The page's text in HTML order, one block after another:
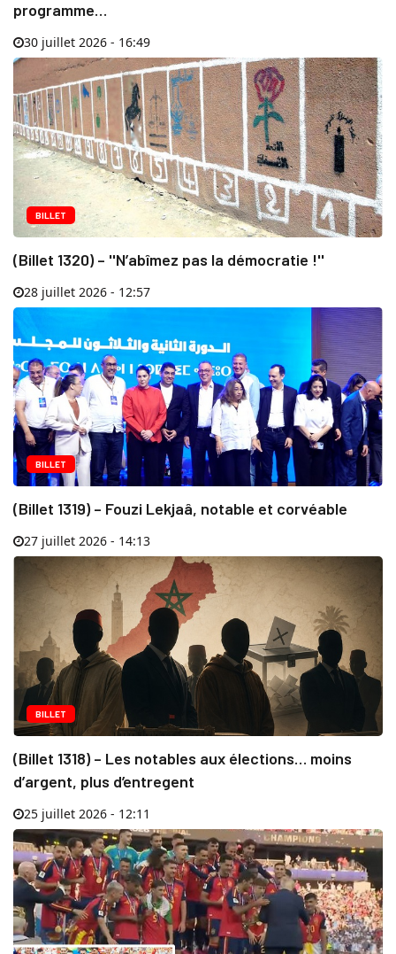
programme…
30 juillet 2026 - 16:49
BILLET
(Billet 1320) – ''N’abîmez pas la démocratie !''
28 juillet 2026 - 12:57
BILLET
(Billet 1319) – Fouzi Lekjaâ, notable et corvéable
27 juillet 2026 - 14:13
BILLET
(Billet 1318) – Les notables aux élections… moins
d’argent, plus d’entregent
25 juillet 2026 - 12:11